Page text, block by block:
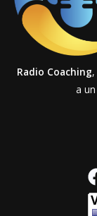
Radio Coaching
a